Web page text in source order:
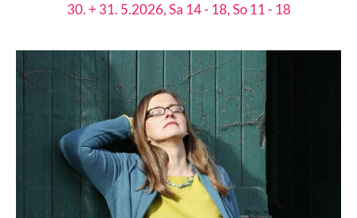
30. + 31. 5.2026, Sa 14 - 18, So 11 - 18